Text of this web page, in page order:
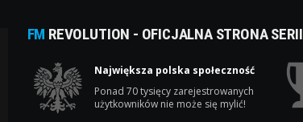
FM REVOLUTION - OFICJALNA STRONA SERII
Największa polska społeczność
Ponad 70 tysięcy zarejestrowanych
użytkowników nie może się mylić!